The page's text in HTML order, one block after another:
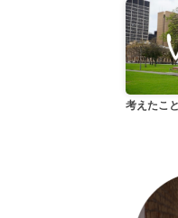
考えたこ